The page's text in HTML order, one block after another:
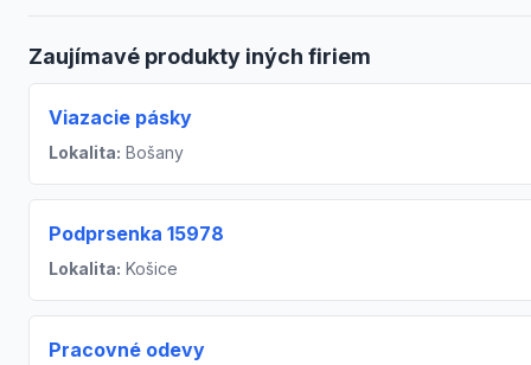
Zaujímavé produkty iných firiem
Viazacie pásky
Lokalita: Bošany
Podprsenka 15978
Lokalita: Košice
Pracovné odevy